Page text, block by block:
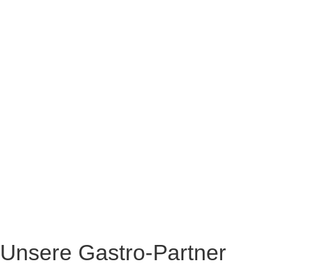
Unsere Gastro-Partner